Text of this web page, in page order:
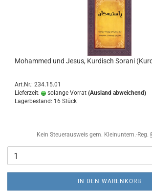
Mohammed und Jesus, Kurdisch Sorani
Art.Nr.: 234.15.01
Lieferzeit:
solange Vorrat (Ausland abweichend)
Lagerbestand: 16 Stück
Kein Steuerausweis gem. Kleinuntern.-Reg.
IN DEN WARENKORB